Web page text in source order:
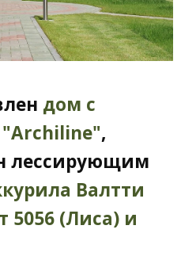
дом с
,
лессирующим
Валтти
5056 (Лиса) и